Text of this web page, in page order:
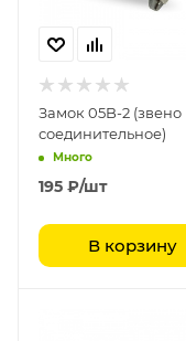
Замок 05B-2 (звено
соединительное)
Много
195 ₽/шт
В корзину